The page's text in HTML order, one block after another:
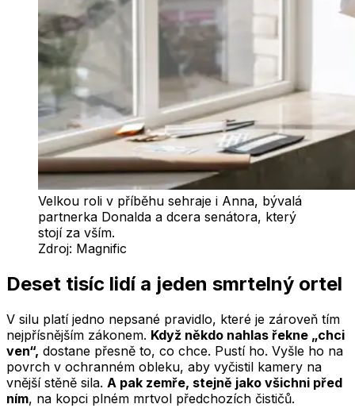
Velkou roli v příběhu sehraje i Anna, bývalá
partnerka Donalda a dcera senátora, který
stojí za vším.
Zdroj: Magnific
Deset tisíc lidí a jeden smrtelný ortel
V silu platí jedno nepsané pravidlo, které je zároveň tím
nejpřísnějším zákonem. Když někdo nahlas řekne „chci
ven“, dostane přesně to, co chce. Pustí ho. Vyšle ho na
povrch v ochranném obleku, aby vyčistil kamery na
vnější stěně sila. A pak zemře, stejně jako všichni před
ním, na kopci plném mrtvol předchozích čističů.